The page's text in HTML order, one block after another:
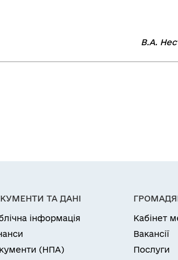
В.А.
ТА ДАНІ
інформація
(НПА)
Кабінет
Вакансії
Послуги